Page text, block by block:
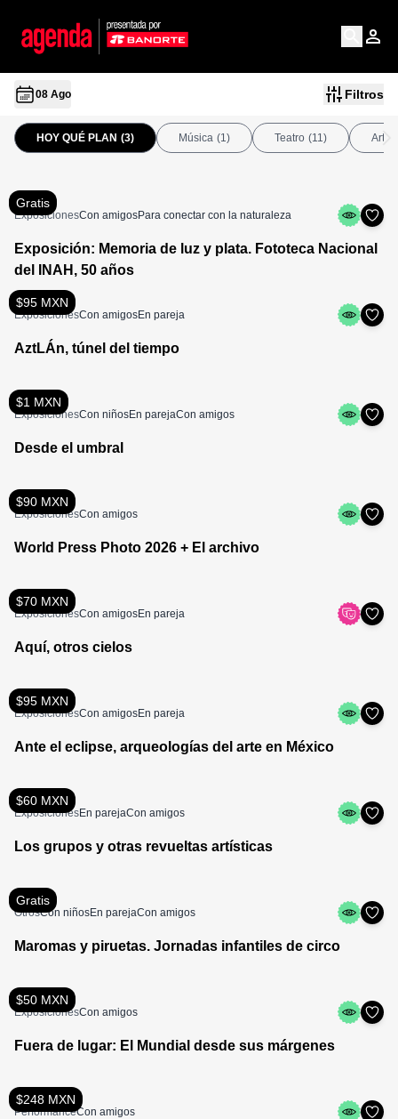
08 Ago Filtros
HOY QUÉ PLAN (3) Música (1) Teatro (11) Arte
Gratis
ExposicionesCon amigosPara conectar con la naturaleza
Exposición: Memoria de luz y plata. Fototeca Nacional
del INAH, 50 años
$95 MXN
ExposicionesCon amigosEn pareja
AztLÁn, túnel del tiempo
$1 MXN
ExposicionesCon niñosEn parejaCon amigos
Desde el umbral
$90 MXN
ExposicionesCon amigos
World Press Photo 2026 + El archivo
$70 MXN
ExposicionesCon amigosEn pareja
Aquí, otros cielos
$95 MXN
ExposicionesCon amigosEn pareja
Ante el eclipse, arqueologías del arte en México
$60 MXN
ExposicionesEn parejaCon amigos
Los grupos y otras revueltas artísticas
Gratis
OtrosCon niñosEn parejaCon amigos
Maromas y piruetas. Jornadas infantiles de circo
$50 MXN
ExposicionesCon amigos
Fuera de lugar: El Mundial desde sus márgenes
$248 MXN
PerformanceCon amigos